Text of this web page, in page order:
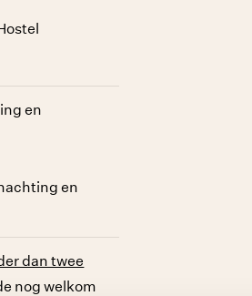
en
en
dan twee
nog welkom